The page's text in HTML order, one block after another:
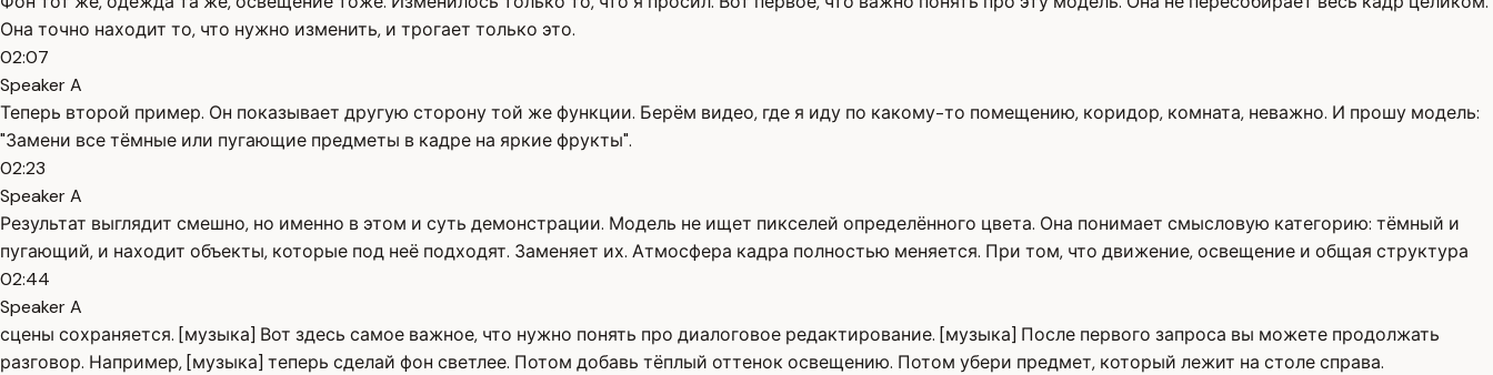
Она точно находит то, что нужно изменить, и трогает только это.
02:07
Speaker A
Теперь второй пример. Он показывает другую сторону той же функции. Берём видео, где я иду по какому-то помещению, коридор, комната, неважно. И прошу модель:
"Замени все тёмные или пугающие предметы в кадре на яркие фрукты".
02:23
Speaker A
Результат выглядит смешно, но именно в этом и суть демонстрации. Модель не ищет пикселей определённого цвета. Она понимает смысловую категорию: тёмный и
пугающий, и находит объекты, которые под неё подходят. Заменяет их. Атмосфера кадра полностью меняется. При том, что движение, освещение и общая структура
02:44
Speaker A
сцены сохраняется. [музыка] Вот здесь самое важное, что нужно понять про диалоговое редактирование. [музыка] После первого запроса вы можете продолжать
разговор. Например, [музыка] теперь сделай фон светлее. Потом добавь тёплый оттенок освещению. Потом убери предмет, который лежит на столе справа.